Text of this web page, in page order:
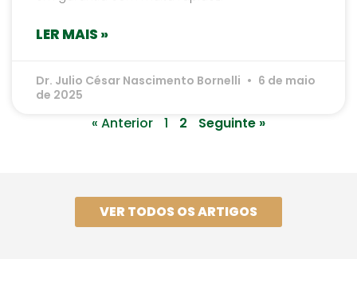
LER MAIS »
Dr. Julio César Nascimento Bornelli
6 de maio
de 2025
« Anterior 1 2 Seguinte »
VER TODOS OS ARTIGOS